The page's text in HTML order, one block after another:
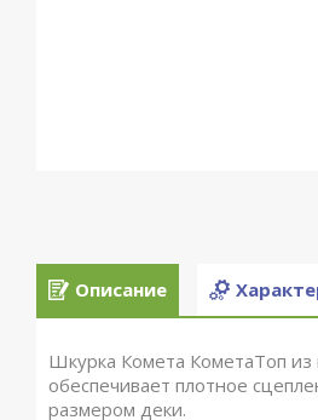
Описание
Шкурка Комета КометаТоп
обеспечивает плотное
размером деки.